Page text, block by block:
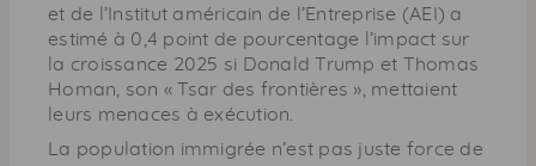
et de l’Institut américain de l’Entreprise (AEI) a
estimé à 0,4 point de pourcentage l’impact sur
la croissance 2025 si Donald Trump et Thomas
Homan, son « Tsar des frontières », mettaient
leurs menaces à exécution.
La population immigrée n’est pas juste force de